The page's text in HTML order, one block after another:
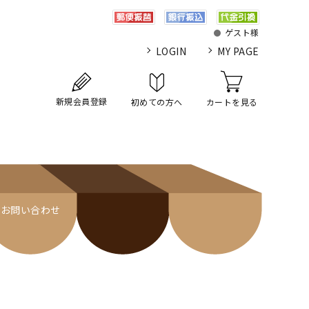
ゲスト様
LOGIN MY PAGE
新規会員登録 初めての方へ カートを見る
お問い合わせ